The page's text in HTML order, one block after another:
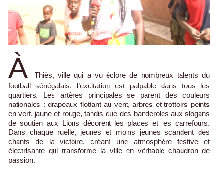
À
Thiès, ville qui a vu éclore de nombreux talents du
football sénégalais, l’excitation est palpable dans tous les
quartiers. Les artères principales se parent des couleurs
nationales : drapeaux flottant au vent, arbres et trottoirs peints
en vert, jaune et rouge, tandis que des banderoles aux slogans
de soutien aux Lions décorent les places et les carrefours.
Dans chaque ruelle, jeunes et moins jeunes scandent des
chants de la victoire, créant une atmosphère festive et
électrisante qui transforme la ville en véritable chaudron de
passion.